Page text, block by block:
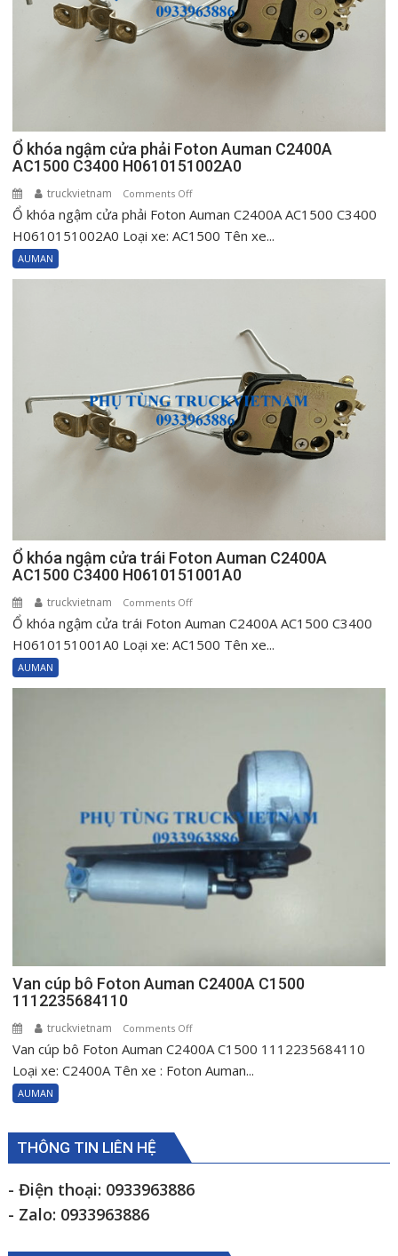
Ổ khóa ngậm cửa phải Foton Auman C2400A
AC1500 C3400 H0610151002A0
truckvietnam Comments Offon
Ổ
khóa
H0610151002A0
Ổ khóa ngậm cửa phải Foton Auman C2400A AC1500 C3400
H0610151002A0 Loại xe: AC1500 Tên xe...
AUMAN
Ổ khóa ngậm cửa trái Foton Auman C2400A
AC1500 C3400 H0610151001A0
truckvietnam Comments Offon
Ổ
khóa
H0610151001A0
Ổ khóa ngậm cửa trái Foton Auman C2400A AC1500 C3400
H0610151001A0 Loại xe: AC1500 Tên xe...
AUMAN
Van cúp bô Foton Auman C2400A C1500
1112235684110
truckvietnam Comments Offon
Van
cúp
C1500
1112235684110
Van cúp bô Foton Auman C2400A C1500 1112235684110
Loại xe: C2400A Tên xe : Foton Auman...
AUMAN
THÔNG TIN LIÊN HỆ
- Điện thoại: 0933963886
- Zalo: 0933963886